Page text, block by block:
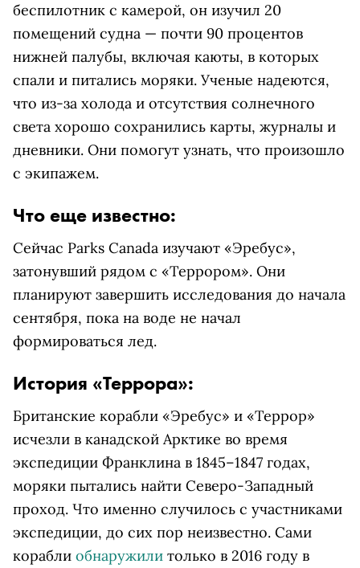
беспилотник с камерой, он изучил 20
помещений судна — почти 90 процентов
нижней палубы, включая каюты, в которых
спали и питались моряки. Ученые надеются,
что из-за холода и отсутствия солнечного
света хорошо сохранились карты, журналы и
дневники. Они помогут узнать, что произошло
с экипажем.
Что еще известно:
Сейчас Parks Canada изучают «Эребус»,
затонувший рядом с «Террором». Они
планируют завершить исследования до начала
сентября, пока на воде не начал
формироваться лед.
История «Террора»:
Британские корабли «Эребус» и «Террор»
исчезли в канадской Арктике во время
экспедиции Франклина в 1845–1847 годах,
моряки пытались найти Северо-Западный
проход. Что именно случилось с участниками
экспедиции, до сих пор неизвестно. Сами
корабли обнаружили только в 2016 году в